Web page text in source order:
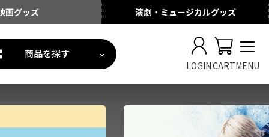
画グッズ 演劇・ミュージカルグッズ
商品を探す
LOGINCARTMENU